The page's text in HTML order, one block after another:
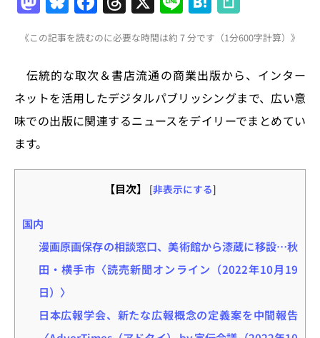
a
st
o
d
o
u
e
s
k
y
a
c
e
b
o
k
h
re
a
d
s
n
e
at
e
n
a
《この記事を読むのに必要な時間は約 7 分です（1分600字計算）》
伝統的な取次＆書店流通の商業出版から、インター
ネットを活用したデジタルパブリッシングまで、広い意
味での出版に関連するニュースをデイリーでまとめてい
ます。
【目次】 [非表示にする]
国内
漫画原画保存の相談窓口、美術館から漆蔵に移設…秋
田・横手市〈読売新聞オンライン（2022年10月19
日）〉
日本広報学会、新たな広報概念の定義案を中間報告